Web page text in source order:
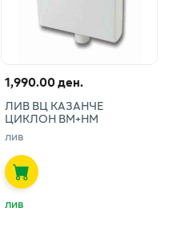
1,990.00 ден.
ЛИВ ВЦ КАЗАНЧЕ
ЦИКЛОН ВМ+НМ
лив
лив